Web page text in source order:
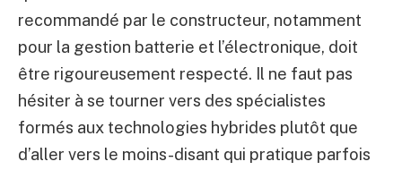
recommandé par le constructeur, notamment
pour la gestion batterie et l’électronique, doit
être rigoureusement respecté. Il ne faut pas
hésiter à se tourner vers des spécialistes
formés aux technologies hybrides plutôt que
d’aller vers le moins-disant qui pratique parfois